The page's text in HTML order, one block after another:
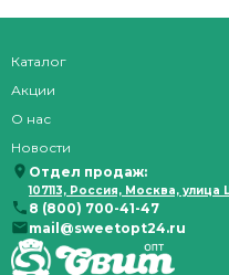
Каталог
Акции
О нас
Новости
Отдел продаж:
107113, Россия, Москва, улица
8 (800) 700-41-47
mail@sweetopt24.ru